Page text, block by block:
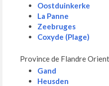
Oostduinkerke
La Panne
Zeebruges
Coxyde (Plage)
Province de Flandre
Gand
Heusden